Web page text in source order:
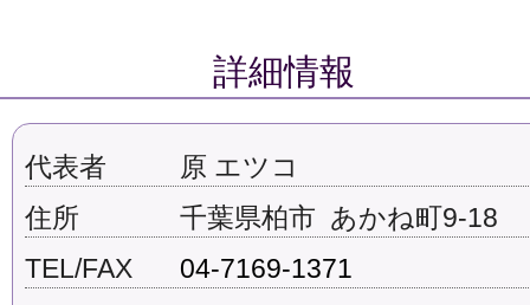
詳細情報
代表者
原 エツコ
住所
千葉県柏市 あかね町9-18
TEL/FAX
04-7169-1371